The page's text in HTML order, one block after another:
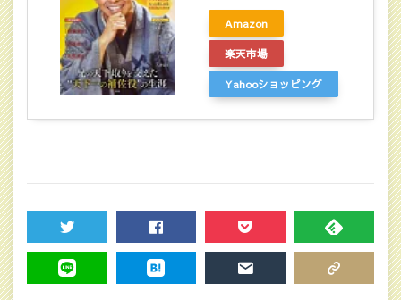
Amazon
楽天市場
Yahooショッピング
TWEET SHARE POCKET FEEDLY